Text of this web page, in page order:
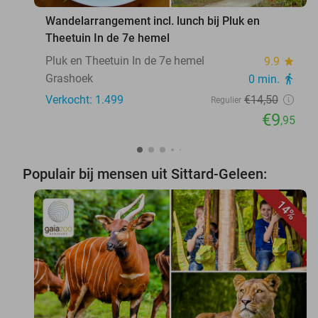
Wandelarrangement incl. lunch bij Pluk en
Theetuin In de 7e hemel
Pluk en Theetuin In de 7e hemel
9.9 star
Grashoek 0 min. directions_walk
Verkocht: 1.499 Regulier €14,50
€9,95
Populair bij mensen uit Sittard-Geleen:
14%